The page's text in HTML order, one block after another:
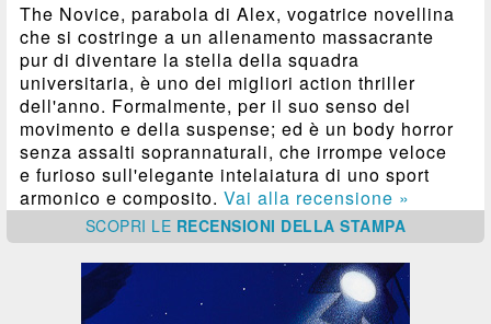
The Novice, parabola di Alex, vogatrice novellina
che si costringe a un allenamento massacrante
pur di diventare la stella della squadra
universitaria, è uno dei migliori action thriller
dell'anno. Formalmente, per il suo senso del
movimento e della suspense; ed è un body horror
senza assalti soprannaturali, che irrompe veloce
e furioso sull'elegante intelaiatura di uno sport
armonico e composito.Vai alla recensione »
SCOPRI LE RECENSIONI DELLA STAMPA